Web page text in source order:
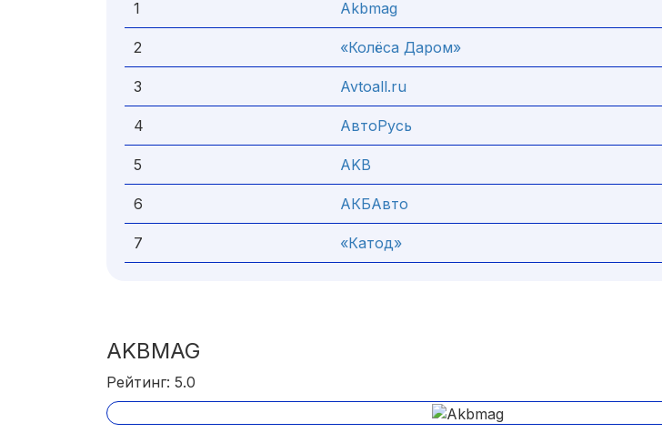
1 Akbmag
2 «Колёса Даром»
3 Avtoall.ru
4 АвтоРусь
5 AKB
6 АКБАвто
7 «Катод»
AKBMAG
Рейтинг: 5.0